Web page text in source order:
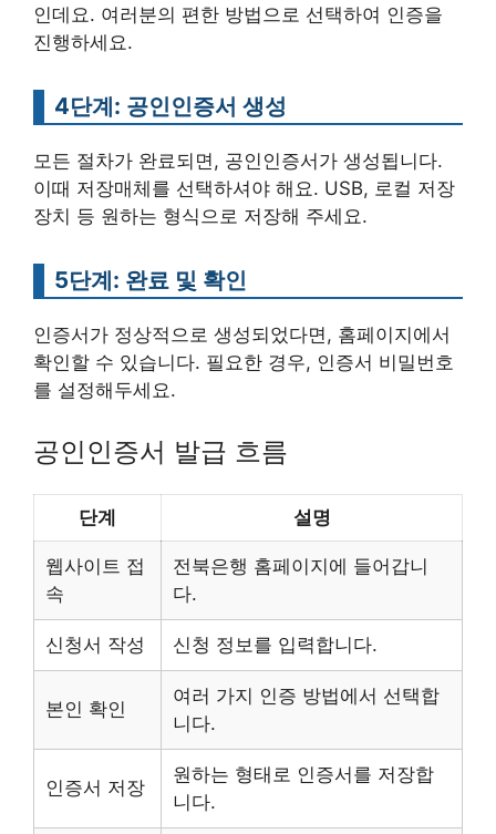
인데요. 여러분의 편한 방법으로 선택하여 인증을
진행하세요.
4단계: 공인인증서 생성
모든 절차가 완료되면, 공인인증서가 생성됩니다.
이때 저장매체를 선택하셔야 해요. USB, 로컬 저장
장치 등 원하는 형식으로 저장해 주세요.
5단계: 완료 및 확인
인증서가 정상적으로 생성되었다면, 홈페이지에서
확인할 수 있습니다. 필요한 경우, 인증서 비밀번호
를 설정해두세요.
공인인증서 발급 흐름
단계 설명
웹사이트 접
속
전북은행 홈페이지에 들어갑니
다.
신청서 작성 신청 정보를 입력합니다.
본인 확인
여러 가지 인증 방법에서 선택합
니다.
인증서 저장
원하는 형태로 인증서를 저장합
니다.